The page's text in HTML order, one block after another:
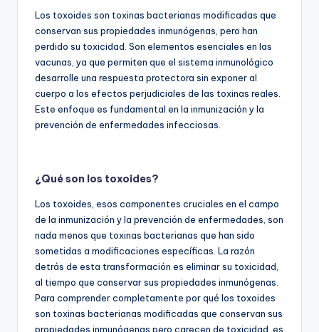
Los toxoides son toxinas bacterianas modificadas que
conservan sus propiedades inmunógenas, pero han
perdido su toxicidad. Son elementos esenciales en las
vacunas, ya que permiten que el sistema inmunológico
desarrolle una respuesta protectora sin exponer al
cuerpo a los efectos perjudiciales de las toxinas reales.
Este enfoque es fundamental en la inmunización y la
prevención de enfermedades infecciosas.
¿Qué son los toxoides?
Los toxoides, esos componentes cruciales en el campo
de la inmunización y la prevención de enfermedades, son
nada menos que toxinas bacterianas que han sido
sometidas a modificaciones específicas. La razón
detrás de esta transformación es eliminar su toxicidad,
al tiempo que conservar sus propiedades inmunógenas.
Para comprender completamente por qué los toxoides
son toxinas bacterianas modificadas que conservan sus
propiedades inmunógenas pero carecen de toxicidad, es